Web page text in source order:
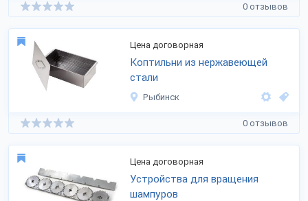
0 отзывов
Цена договорная
Коптильни из нержавеющей
стали
Рыбинск
0 отзывов
Цена договорная
Устройства для вращения
шампуров